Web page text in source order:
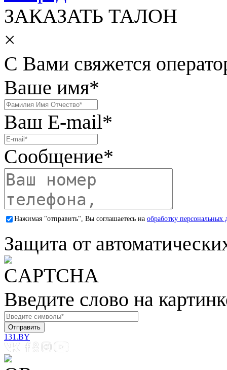
ЗАКАЗАТЬ ТАЛОН
×
С Вами свяжется
Ваше имя*
Ваш E-mail*
Сообщение*
Нажимая "отправить", Вы соглашаетесь на обработку персональных
Защита от
Введите слово на
131.BY